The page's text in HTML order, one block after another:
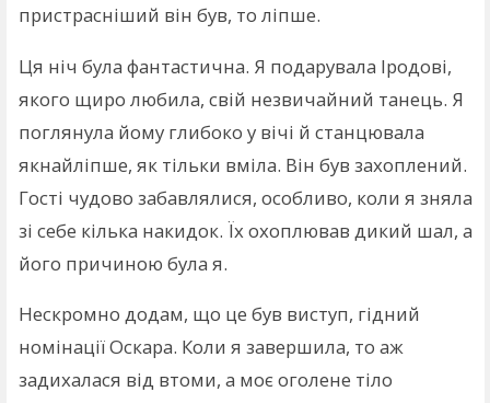
пристрасніший він був, то ліпше.
Ця ніч була фантастична. Я подарувала Іродові,
якого щиро любила, свій незвичайний танець. Я
поглянула йому глибоко у вічі й станцювала
якнайліпше, як тільки вміла. Він був захоплений.
Гості чудово забавлялися, особливо, коли я зняла
зі себе кілька накидок. Їх охоплював дикий шал, а
його причиною була я.
Нескромно додам, що це був виступ, гідний
номінації Оскара. Коли я завершила, то аж
задихалася від втоми, а моє оголене тіло